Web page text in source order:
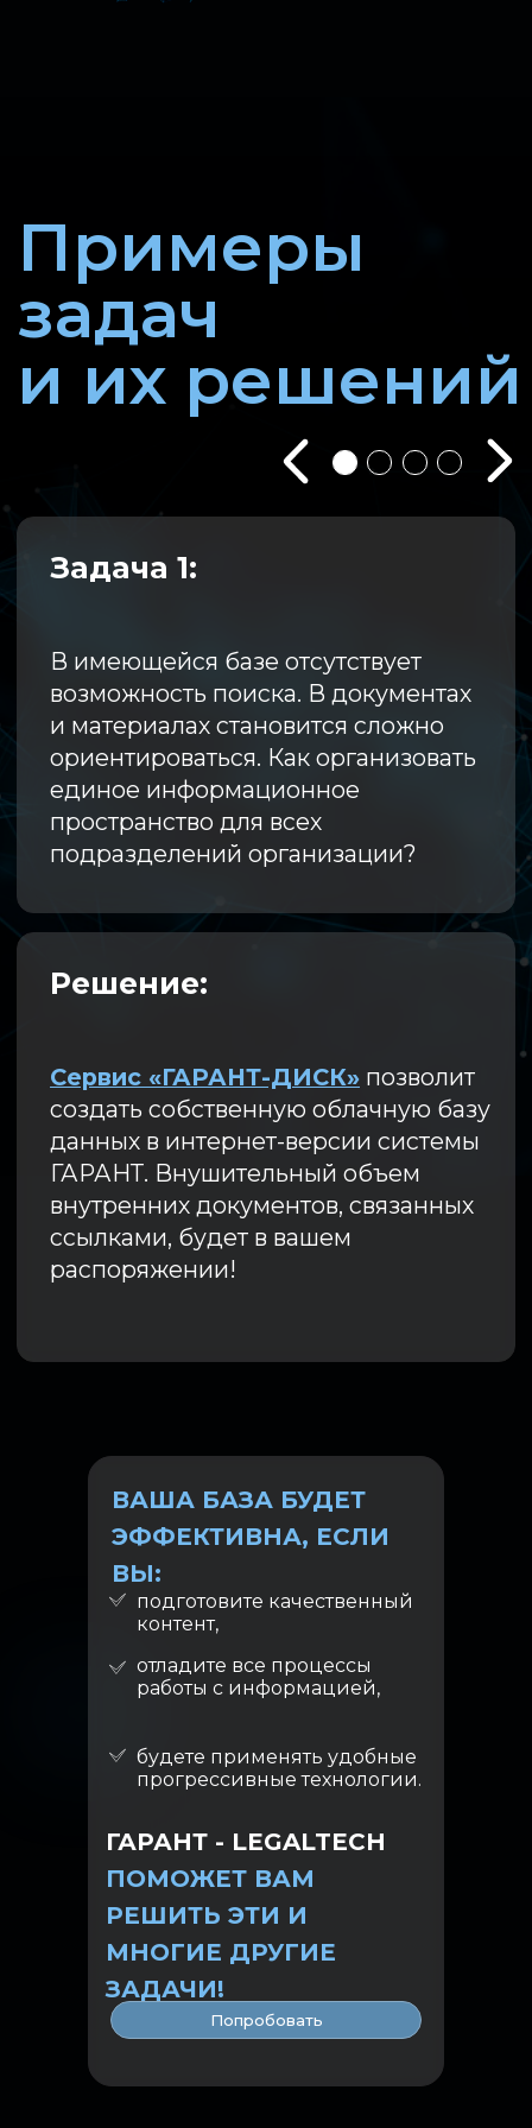
ГАРАНТ. Внушительный объем
внутренних документов, связанных
ссылками, будет в вашем
распоряжении!
подготовите качественный
контент,
отладите все процессы
работы с информацией,
будете применять удобные
прогрессивные технологии.
Попробовать
ВАША БАЗА БУДЕТ
ЭФФЕКТИВНА, ЕСЛИ
ВЫ:
ГАРАНТ - LEGALTECH
ПОМОЖЕТ ВАМ
РЕШИТЬ ЭТИ И
МНОГИЕ ДРУГИЕ
ЗАДАЧИ!